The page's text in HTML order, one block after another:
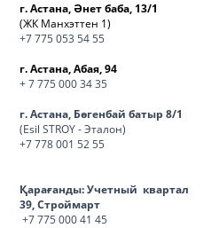
г. Астана, Әнет баба, 13/1
(ЖК Манхэттен 1)
+7 775 053 54 55
г. Астана, Абая, 94
+ 7 775 000 34 35
г. Астана, Бөгенбай батыр 8/1
(Esil STROY - Эталон)
+7 778 001 52 55
Қарағанды:Учетный квартал
39, Строймарт
+7 775 000 41 45